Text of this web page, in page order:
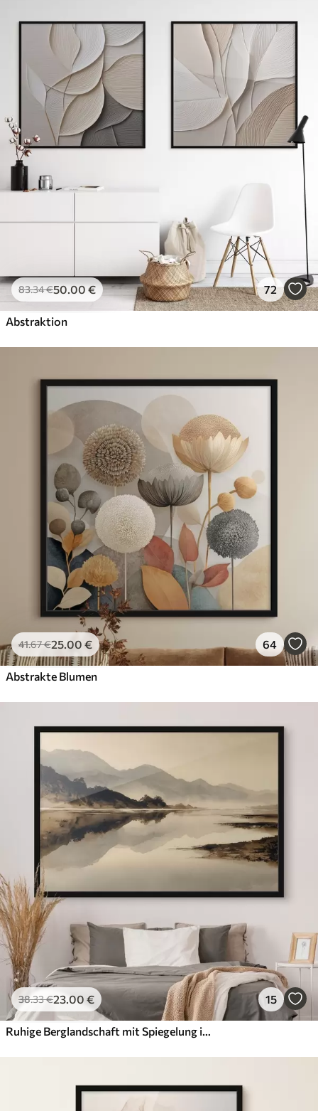
83.34€50.00 € 72
Abstraktion
41.67€25.00 € 64
Abstrakte Blumen
38.33€23.00 € 15
Ruhige Berglandschaft mit Spiegelung im Wasser